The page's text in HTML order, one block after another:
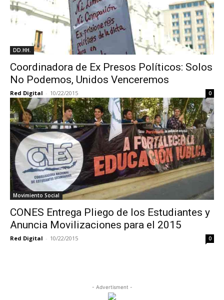
DD.HH.
Coordinadora de Ex Presos Políticos: Solos
No Podemos, Unidos Venceremos
Red Digital - 10/22/2015 0
Movimiento Social
CONES Entrega Pliego de los Estudiantes y
Anuncia Movilizaciones para el 2015
Red Digital - 10/22/2015 0
- Advertisment -